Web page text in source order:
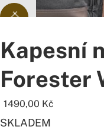
Kapesní
Forester
1490,00 Kč
SKLADEM